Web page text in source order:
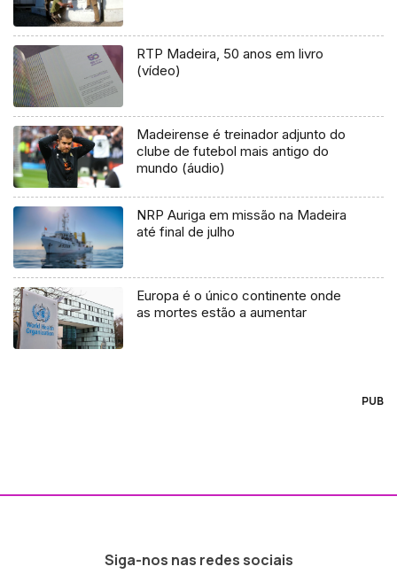
RTP Madeira, 50 anos em livro
(vídeo)
Madeirense é treinador adjunto do
clube de futebol mais antigo do
mundo (áudio)
NRP Auriga em missão na Madeira
até final de julho
Europa é o único continente onde
as mortes estão a aumentar
PUB
Siga-nos nas redes sociais